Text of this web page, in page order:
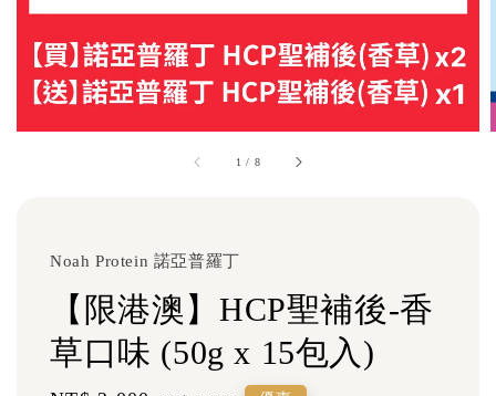
1 / 8
Noah Protein 諾亞普羅丁
【限港澳】HCP聖補後-香
草口味 (50g x 15包入)